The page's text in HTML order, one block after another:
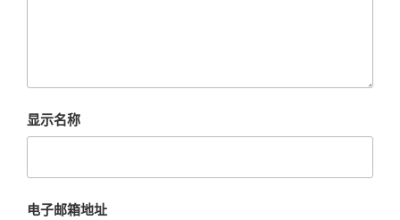
显示名称
电子邮箱地址